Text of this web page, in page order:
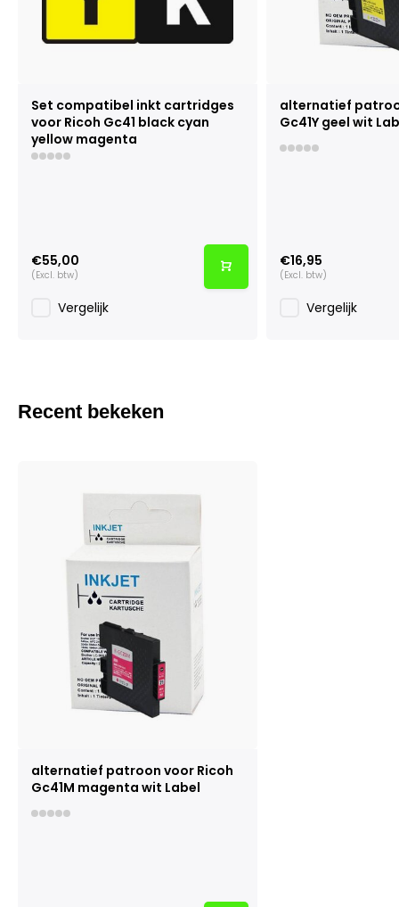
Set compatibel inkt cartridges
voor Ricoh Gc41 black cyan
yellow magenta
€55,00
(Excl. btw)
Vergelijk
alternatief
Gc41Y geel wit
€16,95
(Excl. btw)
Vergelijk
Recent bekeken
alternatief patroon voor Ricoh
Gc41M magenta wit Label